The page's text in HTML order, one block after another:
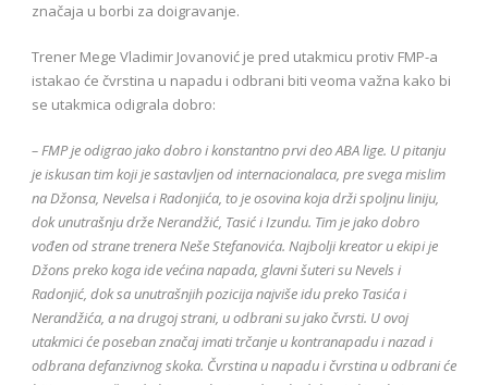
značaja u borbi za doigravanje.
Trener Mege Vladimir Jovanović je pred utakmicu protiv FMP-a
istakao će čvrstina u napadu i odbrani biti veoma važna kako bi
se utakmica odigrala dobro:
– FMP je odigrao jako dobro i konstantno prvi deo ABA lige. U pitanju
je iskusan tim koji je sastavljen od internacionalaca, pre svega mislim
na Džonsa, Nevelsa i Radonjića, to je osovina koja drži spoljnu liniju,
dok unutrašnju drže Nerandžić, Tasić i Izundu. Tim je jako dobro
vođen od strane trenera Neše Stefanovića. Najbolji kreator u ekipi je
Džons preko koga ide većina napada, glavni šuteri su Nevels i
Radonjić, dok sa unutrašnjih pozicija najviše idu preko Tasića i
Nerandžića, a na drugoj strani, u odbrani su jako čvrsti. U ovoj
utakmici će poseban značaj imati trčanje u kontranapadu i nazad i
odbrana defanzivnog skoka. Čvrstina u napadu i čvrstina u odbrani će